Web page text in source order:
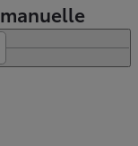
manuelle